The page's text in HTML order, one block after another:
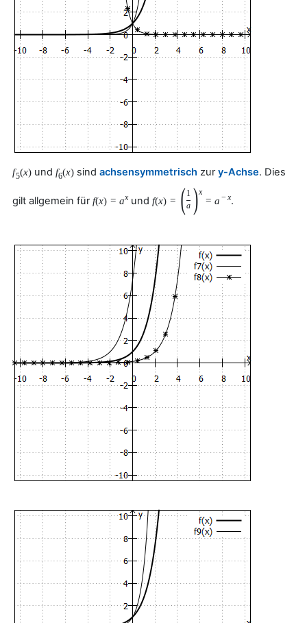
f5(x)und f6(x) sindachsensymmetrisch zury-Achse. Dies
gilt allgemein fürf(x) = axundf(x) = (1
a )x
= a −x.